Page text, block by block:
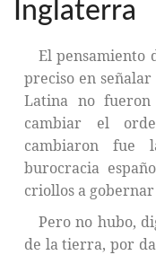
Inglaterra
El pensamiento
preciso en
Latina no
cambiar el
cambiaron fue
burocracia
criollos a
Pero no hubo,
de la tierra, por